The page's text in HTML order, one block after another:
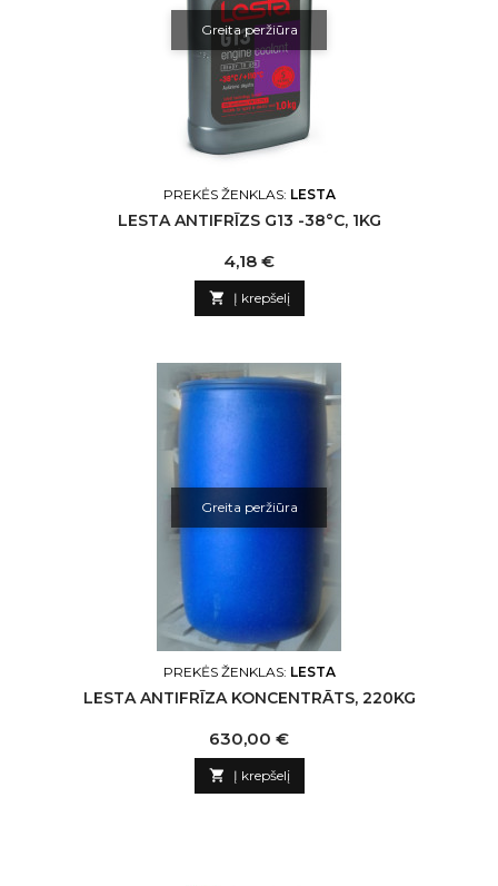
Greita peržiūra
PREKĖS ŽENKLAS: LESTA
LESTA ANTIFRĪZS G13 -38°C, 1KG
Kaina
4,18 €
 Į krepšelį
Greita peržiūra
PREKĖS ŽENKLAS: LESTA
LESTA ANTIFRĪZA KONCENTRĀTS, 220KG
Kaina
630,00 €
 Į krepšelį